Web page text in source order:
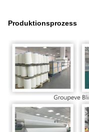
Produktionsprozess